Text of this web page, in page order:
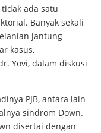
ada satu
Banyak sekali
jantung
kasus,
Yovi, dalam diskusi
PJB, antara lain
sindrom Down.
disertai dengan